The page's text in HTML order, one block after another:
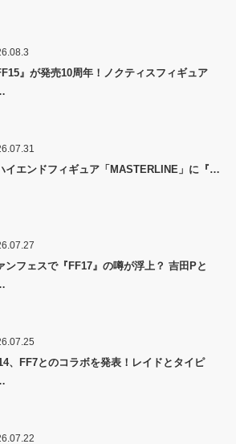
』が発売10周年！ノクティスフィギュア
イエンドフィギュア「MASTERLINE」に『…
ンフェスで『FF17』の噂が浮上？ 吉田Pと
、FF7とのコラボを発表！レイドとタイピ